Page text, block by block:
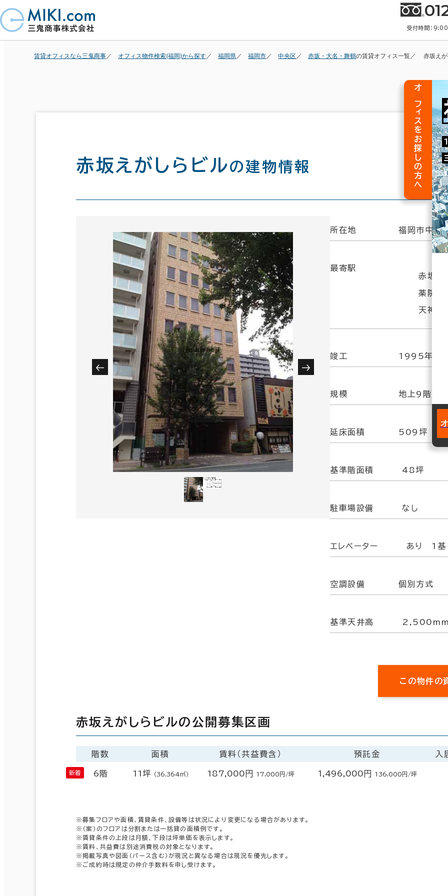
受付時間：
賃貸オフィスなら三鬼商事 オフィス物件検索(福岡)から探す 福岡県 福岡市 中央区 赤坂・大名・舞鶴の賃貸オフィス一覧 赤坂え
赤坂えがしらビルの建物情報
所在地 福岡市中
最寄駅
赤坂
薬院
天神
竣工 1995年 2
規模 地上9階建
延床面積 509坪
基準階面積 48坪
駐車場設備 なし
エレベーター あり 1基
空調設備 個別方式
基準天井高
この物件の
赤坂えがしらビルの公開募集区画
階数 面積 賃料（共益費含） 預託金 入
6階 11坪 （36.364㎡） 187,000円 17,000円/坪 1,496,000円 136,000円/坪
※募集フロアや面積、賃貸条件、設備等は状況により変更になる場合があります。
※（案）のフロアは分割または一括貸の面積例です。
※賃貸条件の上段は月額、下段は坪単価を表示します。
※賃料、共益費は別途消費税の対象となります。
※掲載写真や図面（パース含む）が現況と異なる場合は現況を優先します。
※ご成約時は規定の仲介手数料を申し受けます。
オフィスをお探しの方へ